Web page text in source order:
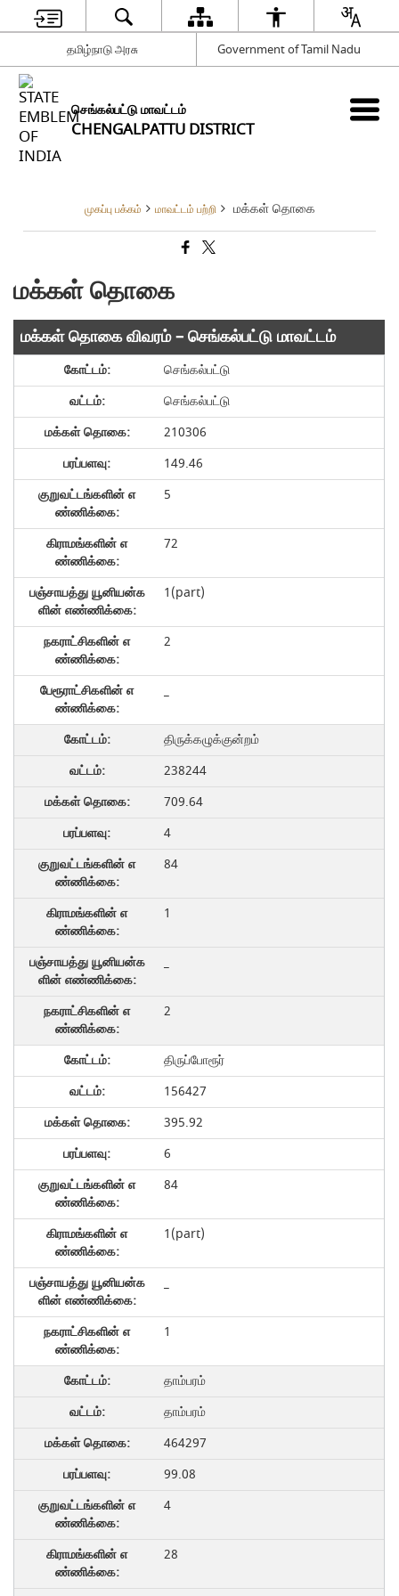
தமிழ்நாடு அரசு Government of Tamil Nadu
செங்கல்பட்டு மாவட்டம்
CHENGALPATTU DISTRICT
முகப்பு பக்கம் மாவட்டம் பற்றி மக்கள் தொகை
மக்கள் தொகை
மக்கள் தொகை விவரம் – செங்கல்பட்டு மாவட்டம்
செங்கல்பட்டு
செங்கல்பட்டு
210306
149.46
5
72
1(part)
2
திருக்கழுக்குன்றம்
238244
709.64
4
84
1
2
திருப்போரூர்
156427
395.92
6
84
1(part)
1
தாம்பரம்
தாம்பரம்
464297
99.08
4
28